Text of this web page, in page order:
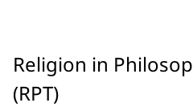
Religion in
(RPT)